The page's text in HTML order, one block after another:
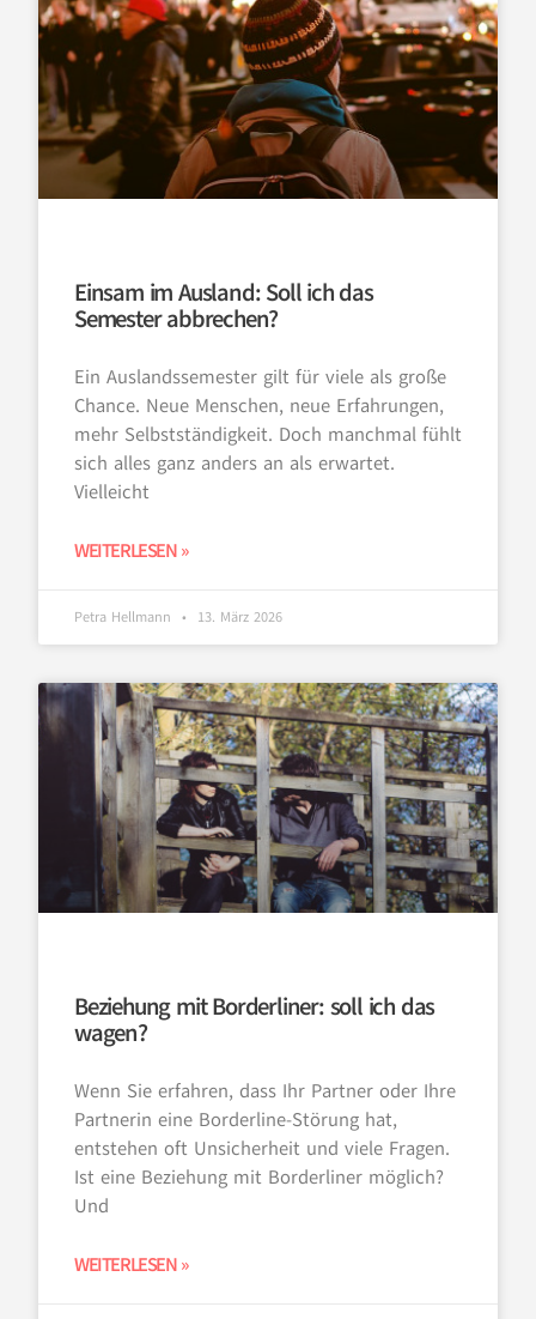
Einsam im Ausland: Soll ich das
Semester abbrechen?
Ein Auslandssemester gilt für viele als große
Chance. Neue Menschen, neue Erfahrungen,
mehr Selbstständigkeit. Doch manchmal fühlt
sich alles ganz anders an als erwartet.
Vielleicht
WEITERLESEN »
Petra Hellmann 13. März 2026
Beziehung mit Borderliner: soll ich das
wagen?
Wenn Sie erfahren, dass Ihr Partner oder Ihre
Partnerin eine Borderline-Störung hat,
entstehen oft Unsicherheit und viele Fragen.
Ist eine Beziehung mit Borderliner möglich?
Und
WEITERLESEN »